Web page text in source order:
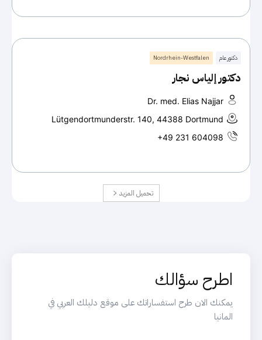
دكتور عام Nordrhein-Westfalen
دكتور إلياس نجار
Dr. med. Elias Najjar
Lütgendortmunderstr. 140, 44388 Dortmund
+49 231 604098
تحميل المزيد
اطرح سؤالك
يمكنك الان طرح استفساراتك على موقع دليلك العربي في
المانيا